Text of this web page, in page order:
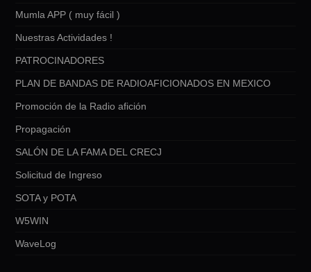
Mumla APP ( muy fácil )
Nuestras Actividades !
PATROCINADORES
PLAN DE BANDAS DE RADIOAFICIONADOS EN MEXICO
Promoción de la Radio afición
Propagación
SALÓN DE LA FAMA DEL CRECJ
Solicitud de Ingreso
SOTA y POTA
W5WIN
WaveLog